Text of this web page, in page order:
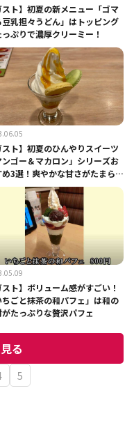
スト】初夏の新メニュー「ゴマ
豆乳担々うどん」はトッピング
っぷりで濃厚クリーミー！
スト】初夏のひんやりスイーツ
ンゴー＆マカロン」シリーズお
め3選！爽やかな甘さがたまら
スト】ボリューム感がすごい！
ちごと抹茶の和パフェ」は和の
たっぷりな贅沢パフェ
る
5